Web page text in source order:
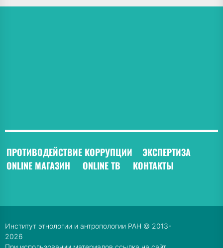
ПРОТИВОДЕЙСТВИЕ КОРРУПЦИИ ЭКСПЕРТИЗА
ONLINE МАГАЗИН
ONLINE ТВ КОНТАКТЫ
Институт этнологии и антропологии РАН © 2013-
2026